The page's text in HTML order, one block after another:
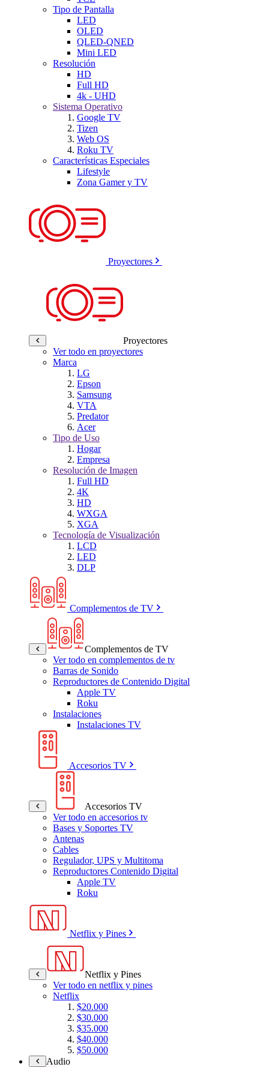
Tipo de Pantalla
LED
OLED
QLED-QNED
Mini LED
Resolución
HD
Full HD
4k - UHD
Sistema Operativo
Google TV
Tizen
Web OS
Roku TV
Características Especiales
Lifestyle
Zona Gamer y TV
Proyectores
Proyectores
Ver todo en proyectores
Marca
LG
Epson
Samsung
VTA
Predator
Acer
Tipo de Uso
Hogar
Empresa
Resolución de Imagen
Full HD
4K
HD
WXGA
XGA
Tecnología de Visualización
LCD
LED
DLP
Complementos de TV
Complementos de TV
Ver todo en complementos de tv
Barras de Sonido
Reproductores de Contenido Digital
Apple TV
Roku
Instalaciones
Instalaciones TV
Accesorios TV
Accesorios TV
Ver todo en accesorios tv
Bases y Soportes TV
Antenas
Cables
Regulador, UPS y Multitoma
Reproductores Contenido Digital
Apple TV
Roku
Netflix y Pines
Netflix y Pines
Ver todo en netflix y pines
Netflix
$20.000
$30.000
$35.000
$40.000
$50.000
Audio